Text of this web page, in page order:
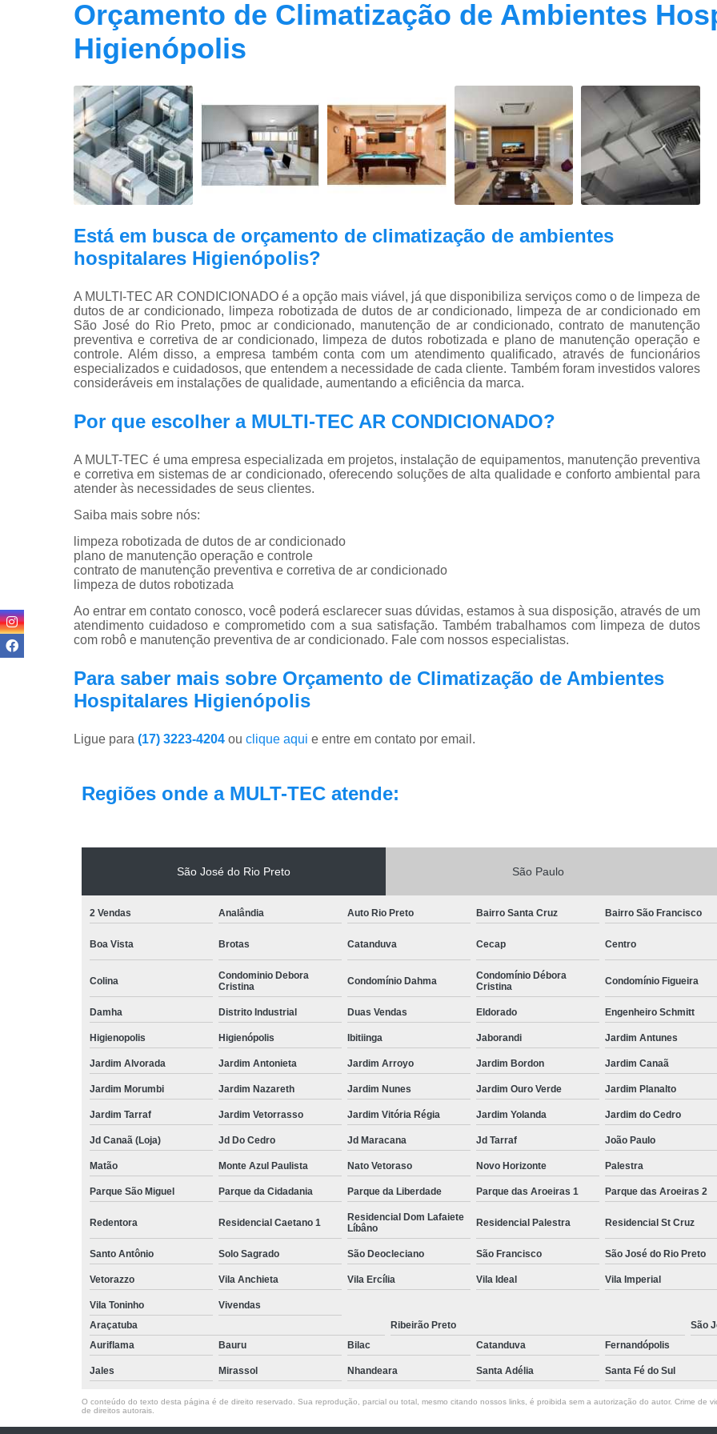
Contrato Prestação de Serviços
Limpeza de Dutos de Ar
Limpeza de Dutos de Ar Condicionado
Limpeza de Dutos e Coifas
Limpeza de
Limpeza Dutos Ar Condicionado
Plano de Manutenção de Ar Condicionado
Plano de Manutenção
Plano Manutenção Ar
Pmoc Ar Condicionado Vila
Pmoc para Ar Condicionado
Pmoc
Pmoc Plano de Manutenção
Retrofit de Sistema de Ar
Sistema Ar Condicionado São José do Rio
Sistema de Ar Condicionado
Sistema de Climatização de
Sistema de Climatização Hospitalar
Orçamento de Climatização de Ambientes
Higienópolis
Está em busca de orçamento de climatização de ambientes
hospitalares Higienópolis?
A MULTI-TEC AR CONDICIONADO é a opção mais viável, já que disponibiliza serviços como o de limpeza de
dutos de ar condicionado, limpeza robotizada de dutos de ar condicionado, limpeza de ar condicionado em
São José do Rio Preto, pmoc ar condicionado, manutenção de ar condicionado, contrato de manutenção
preventiva e corretiva de ar condicionado, limpeza de dutos robotizada e plano de manutenção operação e
controle. Além disso, a empresa também conta com um atendimento qualificado, através de funcionários
especializados e cuidadosos, que entendem a necessidade de cada cliente. Também foram investidos valores
consideráveis em instalações de qualidade, aumentando a eficiência da marca.
Por que escolher a MULTI-TEC AR CONDICIONADO?
A MULT-TEC é uma empresa especializada em projetos, instalação de equipamentos, manutenção preventiva
e corretiva em sistemas de ar condicionado, oferecendo soluções de alta qualidade e conforto ambiental para
atender às necessidades de seus clientes.
Saiba mais sobre nós:
limpeza robotizada de dutos de ar condicionado
plano de manutenção operação e controle
contrato de manutenção preventiva e corretiva de ar condicionado
limpeza de dutos robotizada
Ao entrar em contato conosco, você poderá esclarecer suas dúvidas, estamos à sua disposição, através de um
atendimento cuidadoso e comprometido com a sua satisfação. Também trabalhamos com limpeza de dutos
com robô e manutenção preventiva de ar condicionado. Fale com nossos especialistas.
Para saber mais sobre Orçamento de Climatização de Ambientes
Hospitalares Higienópolis
Ligue para (17) 3223-4204 ou clique aqui e entre em contato por email.
Regiões onde a MULT-TEC atende:
São José do Rio Preto São Paulo
2 Vendas Analândia Auto Rio Preto Bairro Santa Cruz Bairro São Francisco
Boa Vista Brotas Catanduva Cecap Centro
Colina
Condominio Debora
Cristina
Condomínio Dahma
Condomínio Débora
Cristina
Condomínio Figueira
Damha Distrito Industrial Duas Vendas Eldorado Engenheiro Schmitt
Higienopolis Higienópolis Ibitiinga Jaborandi Jardim Antunes
Jardim Alvorada Jardim Antonieta Jardim Arroyo Jardim Bordon Jardim Canaã
Jardim Morumbi Jardim Nazareth Jardim Nunes Jardim Ouro Verde Jardim Planalto
Jardim Tarraf Jardim Vetorrasso Jardim Vitória Régia Jardim Yolanda Jardim do Cedro
Jd Canaã (Loja) Jd Do Cedro Jd Maracana Jd Tarraf João Paulo
Matão Monte Azul Paulista Nato Vetoraso Novo Horizonte Palestra
Parque São Miguel Parque da Cidadania Parque da Liberdade Parque das Aroeiras 1 Parque das Aroeiras 2
Redentora Residencial Caetano 1
Residencial Dom Lafaiete
Líbâno
Residencial Palestra Residencial St Cruz
Santo Antônio Solo Sagrado São Deocleciano São Francisco São José do Rio Preto
Vetorazzo Vila Anchieta Vila Ercília Vila Ideal Vila Imperial
Vila Toninho
Vivendas
Araçatuba
Ribeirão Preto
São
Auriflama
Bauru Bilac Catanduva Fernandópolis
Jales Mirassol Nhandeara Santa Adélia Santa Fé do Sul
O conteúdo do texto desta página é de direito reservado. Sua reprodução, parcial ou total, mesmo citando nossos links, é proibida sem a autorização do autor. Crime de
de direitos autorais